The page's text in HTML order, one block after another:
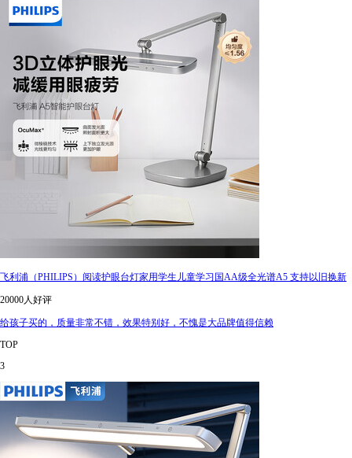
飞利浦（PHILIPS）阅读护眼台灯家用学生儿童学习国AA级全光谱A5 支持以旧换新
20000人好评
给孩子买的，质量非常不错，效果特别好，不愧是大品牌值得信赖
TOP
3